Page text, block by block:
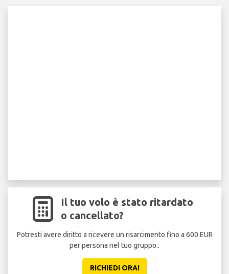
Il tuo volo è stato ritardato
o cancellato?
Potresti avere diritto a ricevere un risarcimento fino a 600 EUR
per persona nel tuo gruppo..
RICHIEDI ORA!